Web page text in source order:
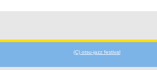
(C) otsu-jazz festival